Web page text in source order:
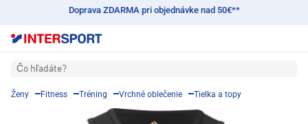
Doprava ZDARMA pri objednávke nad 50€**
Čo hľadáte?
Ženy Fitness Tréning Vrchné oblečenie Tielka a topy